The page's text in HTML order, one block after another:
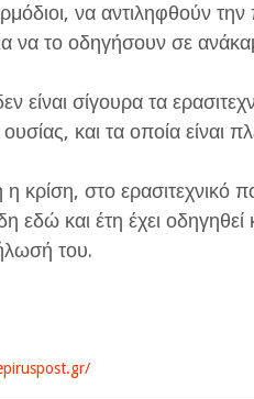
να αντιληφθούν
να το οδηγήσουν σε
είναι σίγουρα τα
και τα οποία είναι
κρίση, στο ερασιτεχνικό
εδώ και έτη έχει
του.